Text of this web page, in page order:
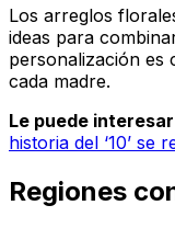
Los arreglos
ideas para
personalización es
cada madre.
Le puede interesar
historia del ‘10’ se
Regiones